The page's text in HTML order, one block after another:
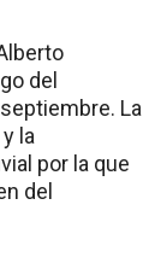
del
La
la
por la que
del